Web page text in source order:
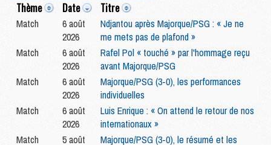
Thème Date Titre
Match
6 août
2026
Ndjantou après Majorque/PSG : « Je ne
me mets pas de plafond »
Match
6 août
2026
Rafel Pol « touché » par l'hommage reçu
avant Majorque/PSG
Match
6 août
2026
Majorque/PSG (3-0), les performances
individuelles
Match
6 août
2026
Luis Enrique : « On attend le retour de nos
internationaux »
Match
5 août
Majorque/PSG (3-0), le résumé et les